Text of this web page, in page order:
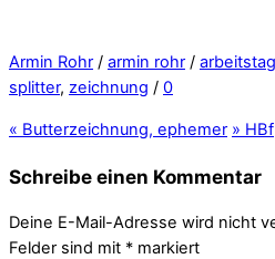
Armin Rohr / armin rohr /
splitter, zeichnung / 0
« Butterzeichnung, ephemer » HBf
Schreibe einen Kommentar
Deine E-Mail-Adresse wird nicht
Felder sind mit * markiert